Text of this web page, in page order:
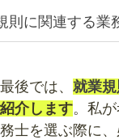
則に関連する業
後では、 就業規
介します。私
士を選ぶ際に